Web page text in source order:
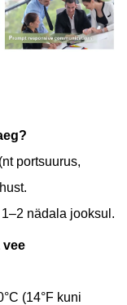
portsuurus,
nädala jooksul.
vee
(14°F kuni